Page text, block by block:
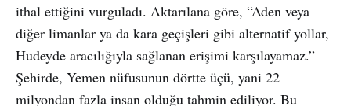
ithal ettiğini vurguladı. Aktarılana göre, “Aden veya
diğer limanlar ya da kara geçişleri gibi alternatif yollar,
Hudeyde aracılığıyla sağlanan erişimi karşılayamaz.”
Şehirde, Yemen nüfusunun dörtte üçü, yani 22
milyondan fazla insan olduğu tahmin ediliyor. Bu